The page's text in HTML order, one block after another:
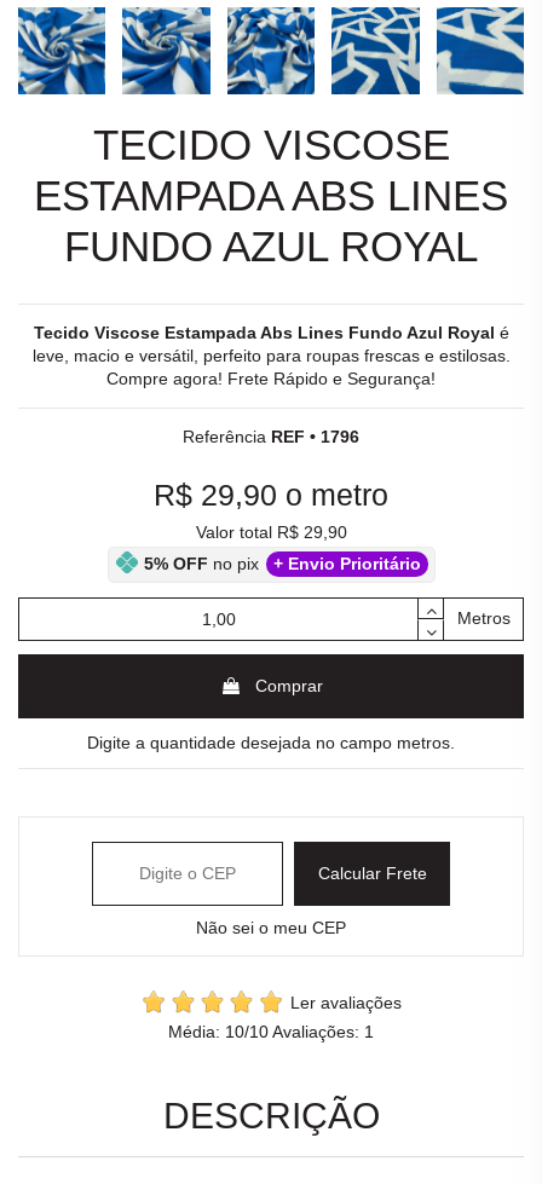
TECIDO VISCOSE
ESTAMPADA ABS LINES
FUNDO AZUL ROYAL
Tecido Viscose Estampada Abs Lines Fundo Azul Royal é
leve, macio e versátil, perfeito para roupas frescas e estilosas.
Compre agora! Frete Rápido e Segurança!
Referência REF • 1796
R$ 29,90 o metro
Valor total R$ 29,90
5% OFF no pix + Envio Prioritário
Metros
Comprar
Digite a quantidade desejada no campo metros.
Calcular Frete
Não sei o meu CEP
Ler avaliações
Média: 10/10 Avaliações: 1
DESCRIÇÃO